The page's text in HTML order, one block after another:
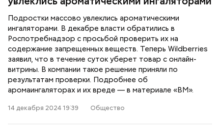
Подростки массово увлеклись ароматическими
ингаляторами. В декабре власти обратились в
Роспотребнадзор с просьбой проверить их на
содержание запрещенных веществ. Теперь Wildberries
заявил, что в течение суток уберет товар с онлайн-
витрины. В компании такое решение приняли по
результатам проверки. Подробнее об
аромаингаляторах и их вреде — в материале «ВМ».
14 декабря 2024 19:39 Общество